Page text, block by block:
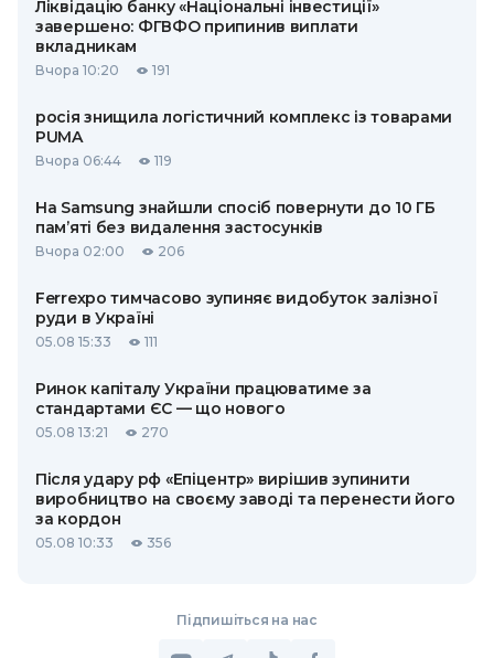
Ліквідацію банку «Національні інвестиції»
завершено: ФГВФО припинив виплати
вкладникам
Вчора 10:20 191
росія знищила логістичний комплекс із товарами
PUMA
Вчора 06:44 119
На Samsung знайшли спосіб повернути до 10 ГБ
пам’яті без видалення застосунків
Вчора 02:00 206
Ferrexpo тимчасово зупиняє видобуток залізної
руди в Україні
05.08 15:33 111
Ринок капіталу України працюватиме за
стандартами ЄС — що нового
05.08 13:21 270
Після удару рф «Епіцентр» вирішив зупинити
виробництво на своєму заводі та перенести його
за кордон
05.08 10:33 356
Підпишіться на нас